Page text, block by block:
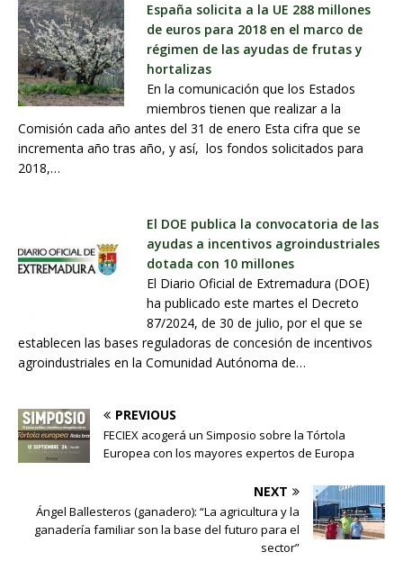
España solicita a la UE 288 millones
de euros para 2018 en el marco de
régimen de las ayudas de frutas y
hortalizas
En la comunicación que los Estados
miembros tienen que realizar a la
Comisión cada año antes del 31 de enero Esta cifra que se
incrementa año tras año, y así, los fondos solicitados para
2018,…
El DOE publica la convocatoria de las
ayudas a incentivos agroindustriales
dotada con 10 millones
El Diario Oficial de Extremadura (DOE)
ha publicado este martes el Decreto
87/2024, de 30 de julio, por el que se
establecen las bases reguladoras de concesión de incentivos
agroindustriales en la Comunidad Autónoma de…
PREVIOUS
FECIEX acogerá un Simposio sobre la Tórtola
Europea con los mayores expertos de Europa
NEXT
Ángel Ballesteros (ganadero): “La agricultura y la
ganadería familiar son la base del futuro para el
sector”